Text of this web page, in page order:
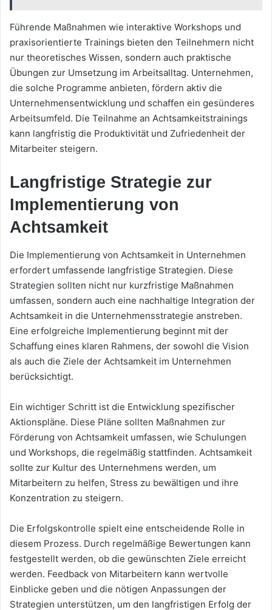
Führende Maßnahmen wie interaktive Workshops und
praxisorientierte Trainings bieten den Teilnehmern nicht
nur theoretisches Wissen, sondern auch praktische
Übungen zur Umsetzung im Arbeitsalltag. Unternehmen,
die solche Programme anbieten, fördern aktiv die
Unternehmensentwicklung und schaffen ein gesünderes
Arbeitsumfeld. Die Teilnahme an Achtsamkeitstrainings
kann langfristig die Produktivität und Zufriedenheit der
Mitarbeiter steigern.
Langfristige Strategie zur
Implementierung von
Achtsamkeit
Die Implementierung von Achtsamkeit in Unternehmen
erfordert umfassende langfristige Strategien. Diese
Strategien sollten nicht nur kurzfristige Maßnahmen
umfassen, sondern auch eine nachhaltige Integration der
Achtsamkeit in die Unternehmensstrategie anstreben.
Eine erfolgreiche Implementierung beginnt mit der
Schaffung eines klaren Rahmens, der sowohl die Vision
als auch die Ziele der Achtsamkeit im Unternehmen
berücksichtigt.
Ein wichtiger Schritt ist die Entwicklung spezifischer
Aktionspläne. Diese Pläne sollten Maßnahmen zur
Förderung von Achtsamkeit umfassen, wie Schulungen
und Workshops, die regelmäßig stattfinden. Achtsamkeit
sollte zur Kultur des Unternehmens werden, um
Mitarbeitern zu helfen, Stress zu bewältigen und ihre
Konzentration zu steigern.
Die Erfolgskontrolle spielt eine entscheidende Rolle in
diesem Prozess. Durch regelmäßige Bewertungen kann
festgestellt werden, ob die gewünschten Ziele erreicht
werden. Feedback von Mitarbeitern kann wertvolle
Einblicke geben und die nötigen Anpassungen der
Strategien unterstützen, um den langfristigen Erfolg der